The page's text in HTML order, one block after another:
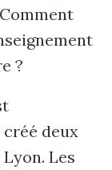
?
créé deux
Les